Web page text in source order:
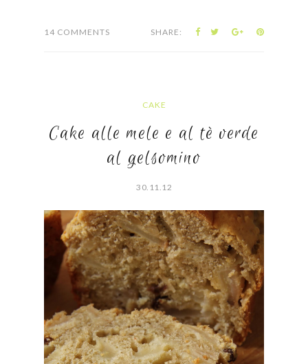
14 COMMENTS SHARE:
CAKE
Cake alle mele e al tè verde
al gelsomino
30.11.12